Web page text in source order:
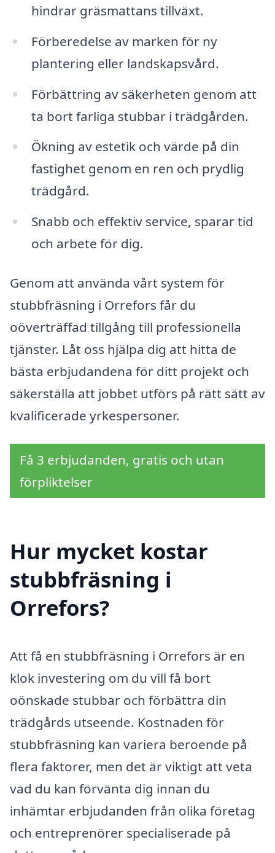
hindrar gräsmattans tillväxt.
Förberedelse av marken för ny
plantering eller landskapsvård.
Förbättring av säkerheten genom att
ta bort farliga stubbar i trädgården.
Ökning av estetik och värde på din
fastighet genom en ren och prydlig
trädgård.
Snabb och effektiv service, sparar tid
och arbete för dig.
Genom att använda vårt system för
stubbfräsning i Orrefors får du
oöverträffad tillgång till professionella
tjänster. Låt oss hjälpa dig att hitta de
bästa erbjudandena för ditt projekt och
säkerställa att jobbet utförs på rätt sätt av
kvalificerade yrkespersoner.
Få 3 erbjudanden, gratis och utan
förpliktelser
Hur mycket kostar
stubbfräsning i
Orrefors?
Att få en stubbfräsning i Orrefors är en
klok investering om du vill få bort
oönskade stubbar och förbättra din
trädgårds utseende. Kostnaden för
stubbfräsning kan variera beroende på
flera faktorer, men det är viktigt att veta
vad du kan förvänta dig innan du
inhämtar erbjudanden från olika företag
och entreprenörer specialiserade på